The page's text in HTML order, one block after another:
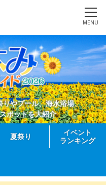
MENU
やプール、海水浴場、
ポットを大紹介
夏祭り
イベント
ランキング